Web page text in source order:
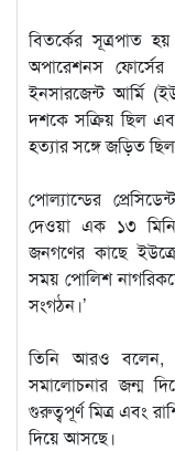
বিতর্কের সূত্রপাত
অপারেশনস ফোর্সের
ইনসারজেন্ট আর্মি
দশকে সক্রিয় ছিল
হত্যার সঙ্গে জড়িত
পোল্যান্ডের
দেওয়া এক ১৩
জনগণের কাছে
সময় পোলিশ
সংগঠন।’
তিনি আরও বলেন,
সমালোচনার জন্ম
গুরুত্বপূর্ণ মিত্র এবং
দিয়ে আসছে।